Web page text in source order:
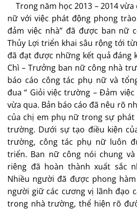
Trong năm học 2013 – 2014
nữ với việc phát động phong
đảm việc nhà” đã được ban nữ
Thủy Lợi triển khai sâu rộng tới
đã đạt được những kết quả đáng
Chì – Trưởng ban nữ công nhà
báo cáo công tác phụ nữ và
đua “ Giỏi việc trường – Đảm
vừa qua. Bản báo cáo đã nêu rõ
của chị em phụ nữ trong sự phát
trường. Dưới sự tạo điều kiện
trường, công tác phụ nữ luôn
triển. Ban nữ công nói chung
riêng đã hoàn thành xuất sắc
Nhiều người đã được phong
người giữ các cương vị lãnh đạo
trong nhà trường, thể hiện rõ